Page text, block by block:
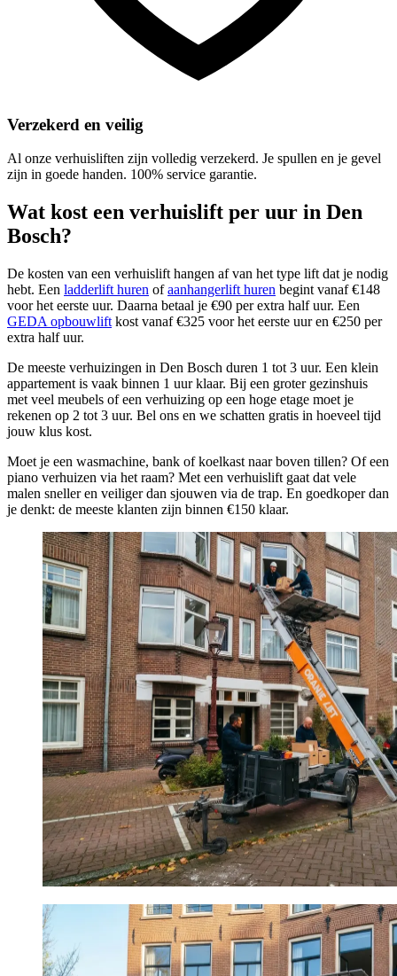
Verzekerd en veilig
Al onze verhuisliften zijn volledig verzekerd. Je spullen en je gevel
zijn in goede handen. 100% service garantie.
Wat kost een verhuislift per uur in Den
Bosch?
De kosten van een verhuislift hangen af van het type lift dat je nodig
hebt. Een ladderlift huren ofaanhangerlift huren begint vanaf €148
voor het eerste uur. Daarna betaal je €90 per extra half uur. Een
GEDA opbouwlift kost vanaf €325 voor het eerste uur en €250 per
extra half uur.
De meeste verhuizingen in Den Bosch duren 1 tot 3 uur. Een klein
appartement is vaak binnen 1 uur klaar. Bij een groter gezinshuis
met veel meubels of een verhuizing op een hoge etage moet je
rekenen op 2 tot 3 uur. Bel ons en we schatten gratis in hoeveel tijd
jouw klus kost.
Moet je een wasmachine, bank of koelkast naar boven tillen? Of een
piano verhuizen via het raam? Met een verhuislift gaat dat vele
malen sneller en veiliger dan sjouwen via de trap. En goedkoper dan
je denkt: de meeste klanten zijn binnen €150 klaar.